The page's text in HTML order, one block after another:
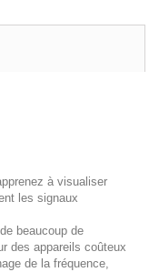
à visualiser
les signaux
beaucoup de
des appareils coûteux
de la fréquence,